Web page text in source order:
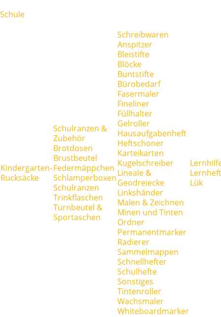
Schule
Kindergarten-
Rucksäcke
Schulranzen &
Zubehör
Brotdosen
Brustbeutel
Federmäppchen
Schlamperboxen
Schulranzen
Trinkflaschen
Turnbeutel &
Sportaschen
Schreibwaren
Anspitzer
Bleistifte
Blöcke
Buntstifte
Bürobedarf
Fasermaler
Fineliner
Füllhalter
Gelroller
Hausaufgabenheft
Heftschoner
Karteikarten
Kugelschreiber
Lineale &
Geodreiecke
Linkshänder
Malen & Zeichnen
Minen und Tinten
Ordner
Permanentmarker
Radierer
Sammelmappen
Schnellhefter
Schulhefte
Sonstiges
Tintenroller
Wachsmaler
Whiteboardmarker
Lük